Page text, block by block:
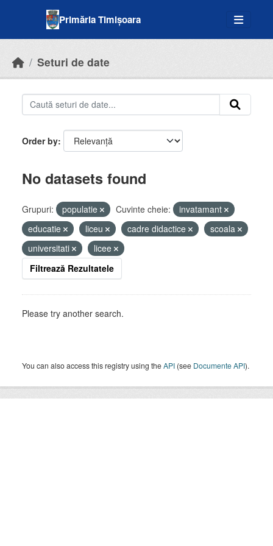
Primăria Timișoara
Seturi de date
Order by
No datasets found
Grupuri: populatie Cuvinte cheie:
invatamant
educatie
liceu cadre didactice
scoala
universitati
licee
Filtrează Rezultatele
Please try another search.
You can also access this registry using theAPI (see Documente API).